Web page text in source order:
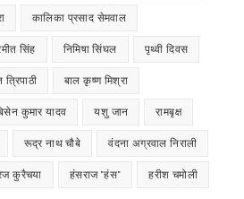
कालिका प्रसाद सेमवाल
सिंह निमिषा सिंघल पृथ्वी दिवस
त्रिपाठी बाल कृष्ण मिश्रा
कुमार यादव यशु जान रामबृक्ष
रूद्र नाथ चौबे वंदना अग्रवाल निराली
कुरैचया हंसराज "हंस" हरीश चमोली